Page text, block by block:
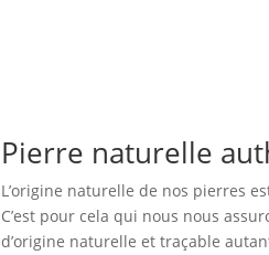
Pierre naturelle
L’origine naturelle de nos pierres
C’est pour cela qui nous nous
d’origine naturelle et traçable